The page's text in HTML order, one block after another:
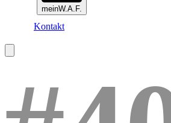
meinW.A.F.
Kontakt